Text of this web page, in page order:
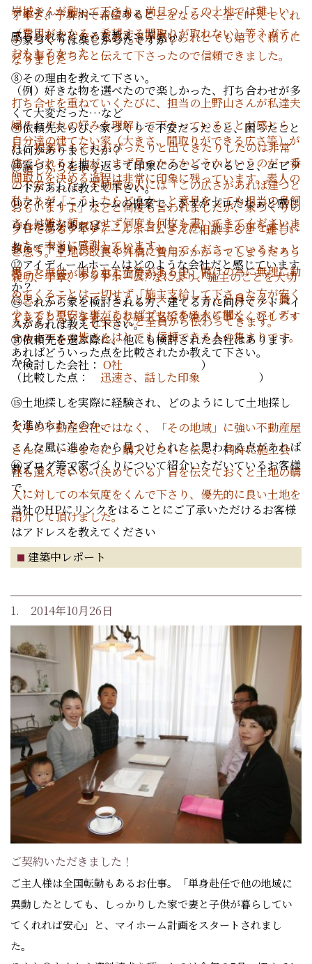
岩城さんが動いて下さり、尚且つ「この土地では難しい
（費用がかかる、希望する間取りが取れない）等ネガティ
ブな事もきちんと伝えて下さったので信頼できました。
アイディールホームにあると
感じられたところを教えて下さい。
丁寧さ、予算内で希望することをなるべく全て叶えてくれ
ようとしてくださる必死さが感じられとても嬉しく頼りに
なりました
⑦家づくりは楽しかったですか？
おもしろかった
⑧その理由を教えて下さい。
（例）好きな物を選べたので楽しかった、打ち合わせが多
くて大変だった…など
打ち合せを重ねていくたびに、担当の上野山さんが私達夫
婦それぞれの好みを理解して下さっていることが感じら
れ、提案にもそれがぴったりと出てきたりしたのは非常
に嬉しかったです。
⑨依頼先えらび、家づくりで不安だったこと、困ったこと
は何かありましたか？
自分達の建てたい家（大きさ、間取りができる広さ等）が
建てられる土地が、まず見つかるかどうかというのが一番
の不安でした。不動産の人には「この広さがあれば建つと
おもいますよ」などと何度も言われましたが、家づくりの
プロであるアイディールホームさんに相談すると「難しい
と思う。土地の改良や外構に費用がかかってしまうだろう
等」と返答がある事も何度かありました。
⑩家づくりを振り返って印象にのこっていること、エピソ
ードがあれば教えて下さい。
間取りを決める過程は非常に印象に残っています。素人の
私たちが「こうしたらどうか」と意見をしても担当の鳥飼
さんは嫌な顔一つせず何度も何枚も書いてきてくださいま
した。本当に感謝しています。
⑪アイディールホームの提案で、さすがプロだなぁと感じ
られた点があれば
教えて下さい
プロだなぁと感じたことと言いますか、施主の事を本当に
想って下さり良い家を作ろうとしてくださっているなぁと
思った点は、限られた予算がある中、儲けの為に無理に勧
めてくることは一切せず「施主支給して下さった方が安く
できると思います。」と施主支給を嫌がる事なくむしろす
すめて下さったこと。
⑫アイディールホームはどのような会社だと感じています
か？
親切、丁寧、アットホーム? なにより、施主のことを大切
に思って下さっていることがスタッフさん社員さん、職
人さん、そして社長さんと全員から伝わってきます。
⑬これから家を検討される方、建てる方に向けてアドバイ
スがあれば教えて下さい。
少しでも不安な事があればプロである人に聞く、アイディ
ールホームの皆さんはとても信頼できる人の集まりです。
⑭依頼先を選ぶ際に、他にも検討された会社はあります
か？
あればどういった点を比較されたか教えて下さい。
（検討した会社： O社 ）
（比較した点： 迅速さ、話した印象 ）
⑮土地探しを実際に経験され、どのようにして土地探し
を進められたのか、
こんな風に進めたから見つけられたと思われる点があれば
教えてください。
大手の不動産会社ではなく、「その地域」に強い不動産屋
さんに「いつまでに」購入したいと伝え、同時に施工会
社も選んでいる（決めている）旨を伝えておくと土地の購
入に対しての本気度をくんで下さり、優先的に良い土地を
紹介して頂けました。
⑯ブログ等で家づくりについて紹介いただいているお客様
で、
当社のHPにリンクをはることにご了承いただけるお客様
はアドレスを教えてください
建築中レポート
1. 2014年10月26日
ご契約いただきました！
ご主人様は全国転勤もあるお仕事。「単身赴任で他の地域に
異動したとしても、しっかりした家で妻と子供が暮らしてい
てくれれば安心」と、マイホーム計画をスタートされまし
た。